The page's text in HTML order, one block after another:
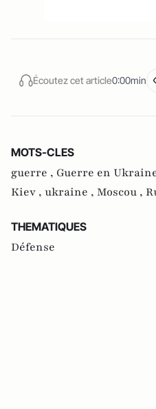
Écoutez cet article0:00min
MOTS-CLES
guerre , Guerre en
Kiev , ukraine , Moscou ,
THEMATIQUES
Défense